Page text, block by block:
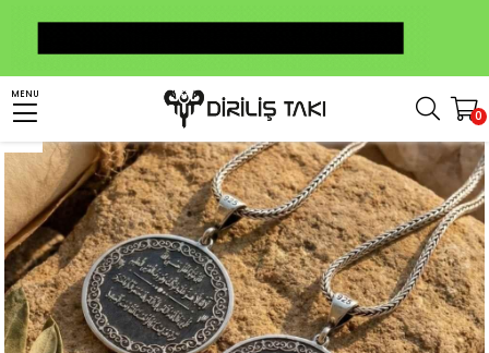
MENU
0
Dualı Kolye